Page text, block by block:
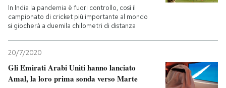
Internet
Scienza
Economia
Sport
Ok Boomer!
Media
Mondiali calcio 2026
In India la pandemia è fuori controllo, così il
campionato di cricket più importante al mondo
si giocherà a duemila chilometri di distanza
20/7/2020
Gli Emirati Arabi Uniti hanno lanciato
Amal, la loro prima sonda verso Marte